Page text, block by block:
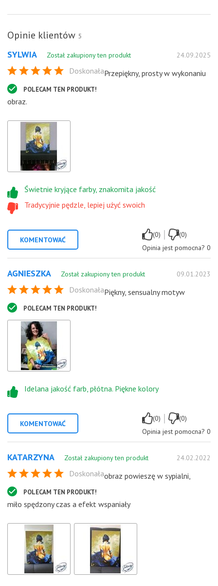
Opinie klientów 5
SYLWIA Został zakupiony ten produkt 24.09.2025
Doskonała
POLECAM TEN PRODUKT!
Przepiękny, prosty w wykonaniu
obraz.
Tradycyjnie pędzle, lepiej użyć swoich
Świetnie kryjące farby, znakomita jakość
KOMENTOWAĆ
(0) |
(0)
Opinia jest pomocna? 0
AGNIESZKA Został zakupiony ten produkt 09.01.2023
Doskonała
POLECAM TEN PRODUKT!
Piękny, sensualny motyw
Idelana jakość farb, płótna. Piękne kolory
KOMENTOWAĆ
(0) |
(0)
Opinia jest pomocna? 0
KATARZYNA Został zakupiony ten produkt 24.02.2022
Doskonała
POLECAM TEN PRODUKT!
obraz powieszę w sypialni,
miło spędzony czas a efekt wspaniały